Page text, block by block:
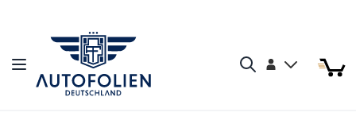
Navigation umschalten Konto Mein